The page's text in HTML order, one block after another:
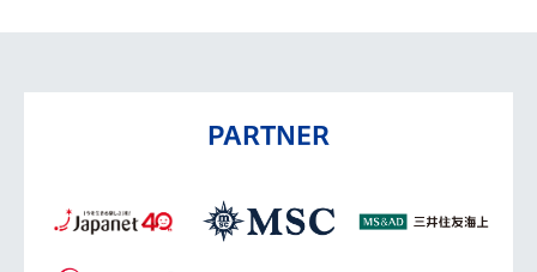
PARTNER